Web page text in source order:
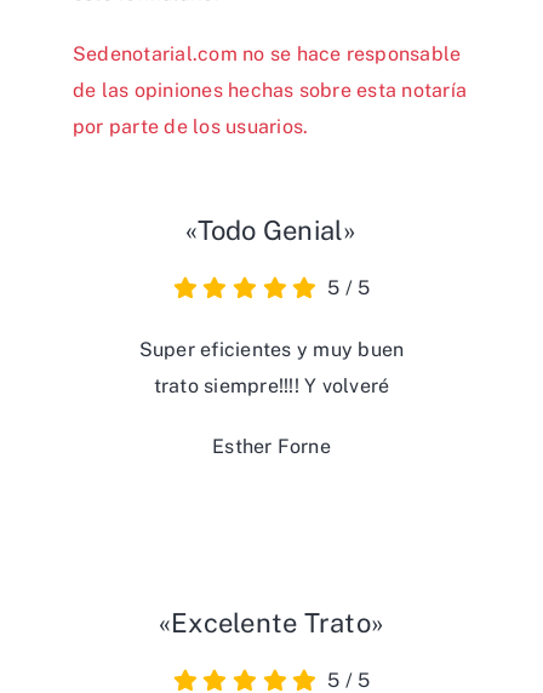
Sedenotarial.com no se hace responsable
de las opiniones hechas sobre esta notaría
por parte de los usuarios.
«Todo Genial»
5 / 5
Super eficientes y muy buen
trato siempre!!!! Y volveré
Esther Forne
«Excelente Trato»
5 / 5